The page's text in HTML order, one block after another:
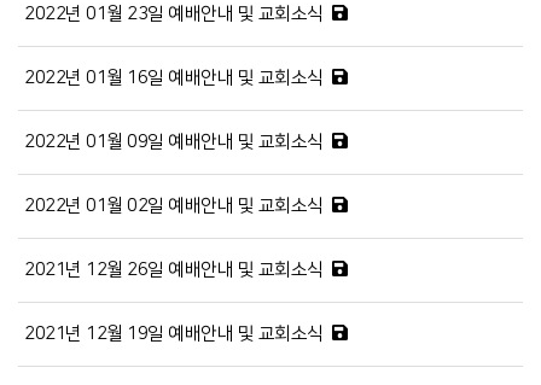
2022년 01월 23일 예배안내 및 교회소식
2022년 01월 16일 예배안내 및 교회소식
2022년 01월 09일 예배안내 및 교회소식
2022년 01월 02일 예배안내 및 교회소식
2021년 12월 26일 예배안내 및 교회소식
2021년 12월 19일 예배안내 및 교회소식